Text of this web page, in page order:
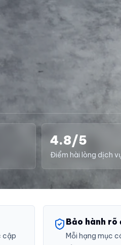
4.8/5
Điểm hài lòng dịch
cập
Bảo hành rõ
Mỗi hạng mục